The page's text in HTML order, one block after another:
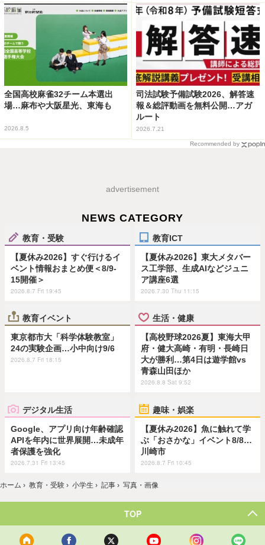
全国高校麻雀32チーム本選出
場…麻布や大阪星光、東海も
2026.8.5
司法試験予備試験2026、解答速
報＆総評動画を無料公開…アガ
ルート
2026.7.21
Recommended by
advertisement
NEWS CATEGORY
教育・受験
【夏休み2026】すぐ行けるイ
ベント情報おまとめ便＜8/9-
15開催＞
2026.8.7 Fri 19:45
教育ICT
【夏休み2026】東大メタバー
ス工学部、生成AIなどジュニ
ア講座6選
2026.7.30 Thu 11:15
教育イベント
東京都市大「科学体験教室」
24の実験企画…小中向け9/6
2026.8.7 Fri 18:15
生活・健康
【高校野球2026夏】東海大甲
府・健大高崎・有明・長崎日
大が勝利…第4日は遊学館vs
青森山田ほか
2026.8.8 Sat 9:52
デジタル生活
Google、アプリ向け年齢確認
APIを年内に世界展開…未成年
者保護を強化
2026.7.31 Fri 13:45
趣味・娯楽
【夏休み2026】魚に触れて学
ぶ「おさかな」イベント8/8…
川崎市
2026.8.7 Fri 10:45
ホーム › 教育・受験 › 小学生 › 記事 › 写真・画像
TOP